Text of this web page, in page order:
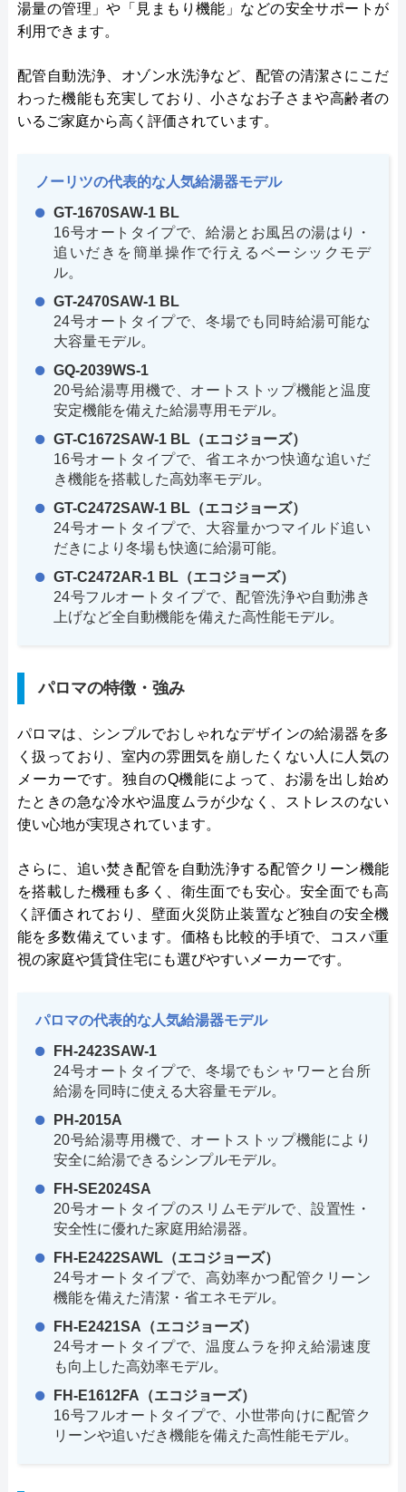
湯量の管理」や「見まもり機能」などの安全サポートが
利用できます。
配管自動洗浄、オゾン水洗浄など、配管の清潔さにこだ
わった機能も充実しており、小さなお子さまや高齢者の
いるご家庭から高く評価されています。
ノーリツの代表的な人気給湯器モデル
GT-1670SAW-1 BL
16号オートタイプで、給湯とお風呂の湯はり・
追いだきを簡単操作で行えるベーシックモデ
ル。
GT-2470SAW-1 BL
24号オートタイプで、冬場でも同時給湯可能な
大容量モデル。
GQ-2039WS-1
20号給湯専用機で、オートストップ機能と温度
安定機能を備えた給湯専用モデル。
GT-C1672SAW-1 BL（エコジョーズ）
16号オートタイプで、省エネかつ快適な追いだ
き機能を搭載した高効率モデル。
GT-C2472SAW-1 BL（エコジョーズ）
24号オートタイプで、大容量かつマイルド追い
だきにより冬場も快適に給湯可能。
GT-C2472AR-1 BL（エコジョーズ）
24号フルオートタイプで、配管洗浄や自動沸き
上げなど全自動機能を備えた高性能モデル。
パロマの特徴・強み
パロマは、シンプルでおしゃれなデザインの給湯器を多
く扱っており、室内の雰囲気を崩したくない人に人気の
メーカーです。独自のQ機能によって、お湯を出し始め
たときの急な冷水や温度ムラが少なく、ストレスのない
使い心地が実現されています。
さらに、追い焚き配管を自動洗浄する配管クリーン機能
を搭載した機種も多く、衛生面でも安心。安全面でも高
く評価されており、壁面火災防止装置など独自の安全機
能を多数備えています。価格も比較的手頃で、コスパ重
視の家庭や賃貸住宅にも選びやすいメーカーです。
パロマの代表的な人気給湯器モデル
FH-2423SAW-1
24号オートタイプで、冬場でもシャワーと台所
給湯を同時に使える大容量モデル。
PH-2015A
20号給湯専用機で、オートストップ機能により
安全に給湯できるシンプルモデル。
FH-SE2024SA
20号オートタイプのスリムモデルで、設置性・
安全性に優れた家庭用給湯器。
FH-E2422SAWL（エコジョーズ）
24号オートタイプで、高効率かつ配管クリーン
機能を備えた清潔・省エネモデル。
FH-E2421SA（エコジョーズ）
24号オートタイプで、温度ムラを抑え給湯速度
も向上した高効率モデル。
FH-E1612FA（エコジョーズ）
16号フルオートタイプで、小世帯向けに配管ク
リーンや追いだき機能を備えた高性能モデル。